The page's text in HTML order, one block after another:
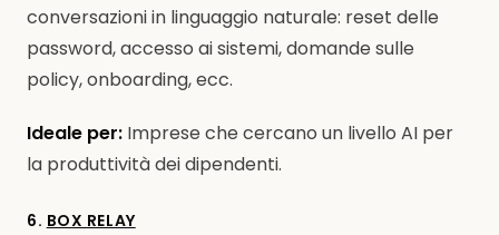
conversazioni in linguaggio naturale: reset delle
password, accesso ai sistemi, domande sulle
policy, onboarding, ecc.
Ideale per: Imprese che cercano un livello AI per
la produttività dei dipendenti.
6. BOX RELAY